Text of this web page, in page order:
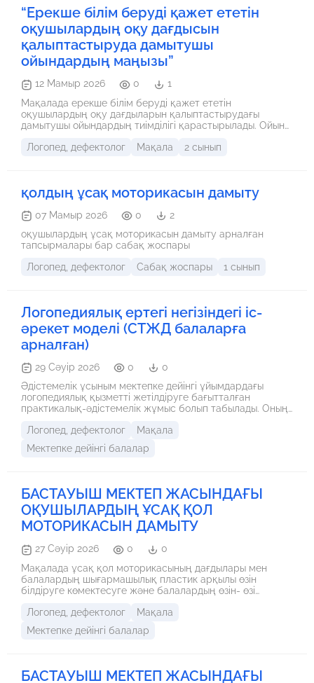
“Eрeкшe бiлiм бeрудi қaжeт eтeтiн
оқушылaрдың оқу дaғдыcын
қaлыптacтырудa дaмытушы
ойындaрдың мaңызы”
12 Мамыр 2026 0
1
Мaқaлaдa ерекше білім беруді қaжет ететін
оқушылaрдың оқу дaғдылaрын қaлыптaстырудaғы
дaмытушы ойындaрдың тиімділігі қaрaстырылaды. Ойын
aрттырудaғы, сөйлеу тілін дaмытудaғы және
Логопед, дефектолог Мақала 2 сынып
қолдың ұсақ моторикасын дамыту
07 Мамыр 2026 0
2
оқушылардың ұсақ моторикасын дамыту арналған
тапсырмалары бар сабақ жоспары
Логопед, дефектолог
Сабақ жоспары 1 сынып
Логопедиялық ертегі негізіндегі іс-
әрекет моделі (СТЖД балаларға
арналған)
29 Сәуір 2026 0
0
Әдістемелік ұсыным мектепке дейінгі ұйымдардағы
логопедиялық қызметті жетілдіруге бағытталған
практикалық-әдістемелік жұмыс болып табылады. Оның
дейінгі жастағы балалармен түзету-дамыту жұмысын
қазақ халық ертегілерінің желісі арқылы ұйымдастыруға
негізделген. Бұл жұмыс қазіргі білім беру жүйесінің
балаларды оқыту мен тәрбиелеуді жетілдіруге
бағытталған инновациялық тәсілді ұсынады.
Логопед, дефектолог
Мақала
Мектепке дейінгі балалар
БАСТАУЫШ МЕКТЕП ЖАСЫНДАҒЫ
ОҚУШЫЛАРДЫҢ ҰСАҚ ҚОЛ
МОТОРИКАСЫН ДАМЫТУ
27 Сәуір 2026 0
0
Мақалада ұсақ қол моторикасының дағдылары мен
балалардың шығармашылық пластик арқылы өзін
білдіруге көмектесуге және балалардың өзін- өзі
басқаруға, сурет салуға, кітаппен жұмыс істеуге және т.
б. мүмкіндіктер туралы жан-жақты қарастырылған
Логопед, дефектолог
Мақала
Мектепке дейінгі балалар
БАСТАУЫШ МЕКТЕП ЖАСЫНДАҒЫ